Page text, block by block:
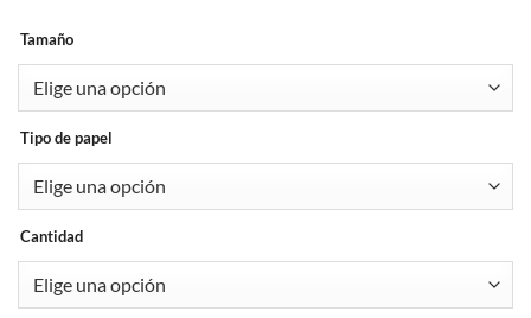
Tamaño
Tipo de papel
Cantidad